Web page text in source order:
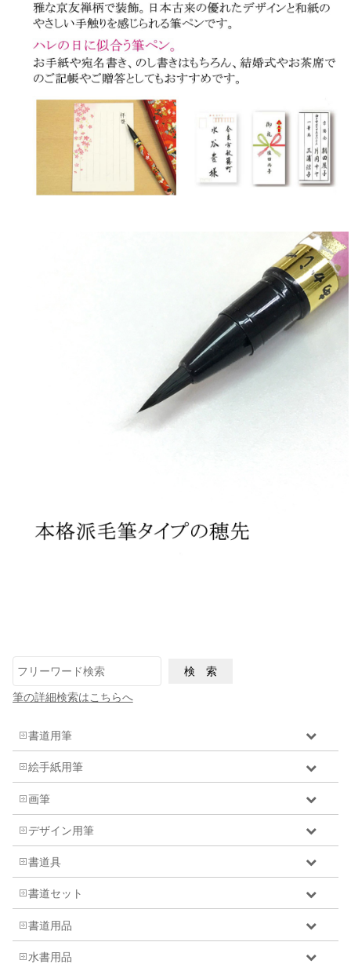
筆の詳細検索はこちらへ
書道用筆
絵手紙用筆
画筆
デザイン用筆
書道具
書道セット
書道用品
水書用品